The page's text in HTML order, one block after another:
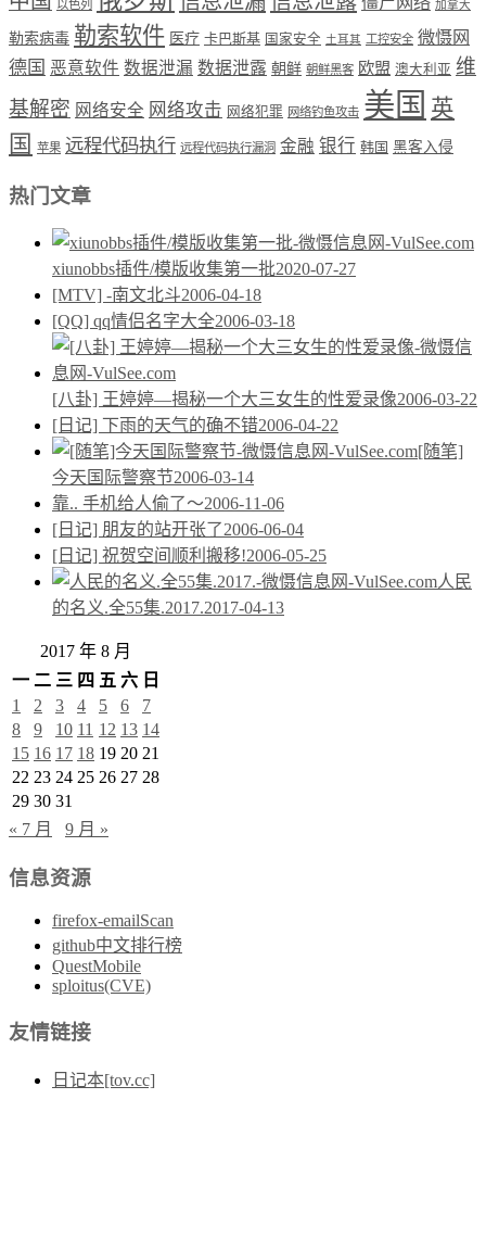
以色列 加拿大
勒索病毒 勒索软件 医疗 卡巴斯基 国家安全 土耳其 工控安全 微慑网
德国 恶意软件 数据泄漏 数据泄露 朝鲜 朝鲜黑客 欧盟 澳大利亚 维
基解密 网络安全 网络攻击 网络犯罪 网络钓鱼攻击 美国 英
国
苹果 远程代码执行 远程代码执行漏洞 金融 银行 韩国 黑客入侵
热门文章
xiunobbs插件/模版收集第一批2020-07-27
[MTV] -南文北斗2006-04-18
[QQ] qq情侣名字大全2006-03-18
[八卦] 王婷婷—揭秘一个大三女生的性爱录像2006-03-22
[日记] 下雨的天气的确不错2006-04-22
[随笔]
今天国际警察节2006-03-14
靠.. 手机给人偷了～2006-11-06
[日记] 朋友的站开张了2006-06-04
[日记] 祝贺空间顺利搬移!2006-05-25
人民
的名义.全55集.2017.2017-04-13
2017 年 8 月
一 二 三 四 五 六 日
1
2 3 4 5 6
7
8
9 10 11 12 13 14
15 16 17 18 19 20 21
22 23 24 25 26 27 28
29 30 31
« 7 月
9 月 »
信息资源
firefox-emailScan
github中文排行榜
QuestMobile
sploitus(CVE)
友情链接
日记本[tov.cc]